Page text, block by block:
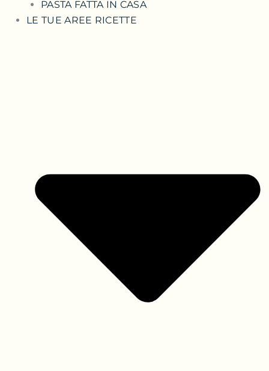
PASTA FATTA IN CASA
LE TUE AREE RICETTE